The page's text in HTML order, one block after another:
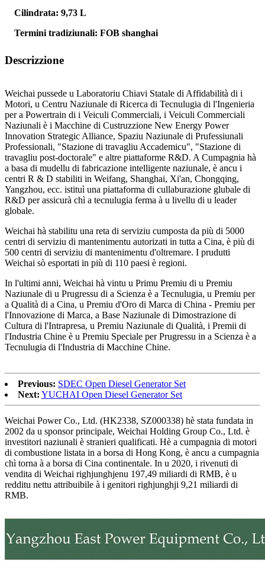
Cilindrata: 9,73 L
Termini tradiziunali: FOB shanghai
Descrizzione
Weichai pussede u Laboratoriu Chiavi Statale di Affidabilità di i
Motori, u Centru Naziunale di Ricerca di Tecnulugia di l'Ingenieria
per a Powertrain di i Veiculi Commerciali, i Veiculi Commerciali
Naziunali è i Macchine di Custruzzione New Energy Power
Innovation Strategic Alliance, Spaziu Naziunale di Prufessiunali
Professionali, "Stazione di travagliu Accademicu", "Stazione di
travagliu post-doctorale" e altre piattaforme R&D. A Cumpagnia hà
a basa di mudellu di fabricazione intelligente naziunale, è ancu i
centri R & D stabiliti in Weifang, Shanghai, Xi'an, Chongqing,
Yangzhou, ecc. istituì una piattaforma di cullaburazione glubale di
R&D per assicurà chì a tecnulugia ferma à u livellu di u leader
globale.
Weichai hà stabilitu una reta di serviziu cumposta da più di 5000
centri di serviziu di mantenimentu autorizati in tutta a Cina, è più di
500 centri di serviziu di mantenimentu d'oltremare. I prudutti
Weichai sò esportati in più di 110 paesi è regioni.
In l'ultimi anni, Weichai hà vintu u Primu Premiu di u Premiu
Naziunale di u Prugressu di a Scienza è a Tecnulugia, u Premiu per
a Qualità di a Cina, u Premiu d'Oro di Marca di China - Premiu per
l'Innovazione di Marca, a Base Naziunale di Dimostrazione di
Cultura di l'Intrapresa, u Premiu Naziunale di Qualità, i Premii di
l'Industria Chine è u Premiu Speciale per Prugressu in a Scienza è a
Tecnulugia di l'Industria di Macchine Chine.
Previous: SDEC Open Diesel Generator Set
Next: YUCHAI Open Diesel Generator Set
Weichai Power Co., Ltd. (HK2338, SZ000338) hè stata fundata in
2002 da u sponsor principale, Weichai Holding Group Co., Ltd. è
investitori naziunali è stranieri qualificati. Hè a cumpagnia di motori
di combustione listata in a borsa di Hong Kong, è ancu a cumpagnia
chì torna à a borsa di Cina continentale. In u 2020, i rivenuti di
vendita di Weichai righjunghjenu 197,49 miliardi di RMB, è u
redditu nettu attribuibile à i genitori righjunghji 9,21 miliardi di
RMB.